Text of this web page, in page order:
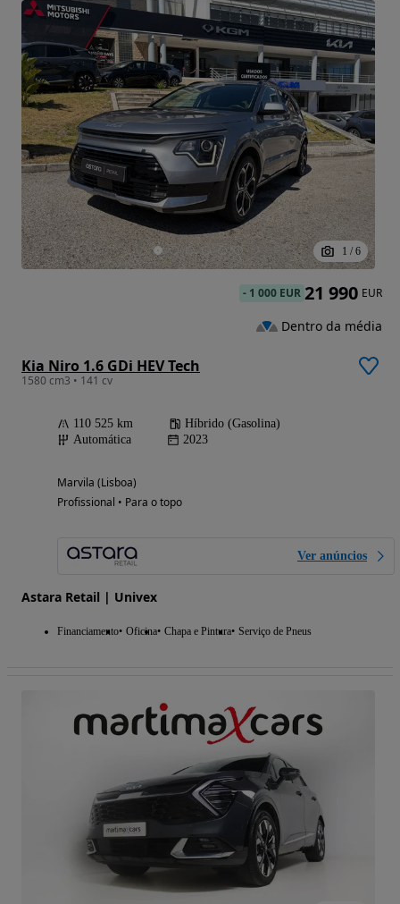
1 / 6
Kia Niro 1.6 GDi HEV Tech
1580 cm3 • 141 cv
110 525 km
Híbrido (Gasolina)
Automática
2023
Marvila (Lisboa)
Profissional • Para o topo
Ver anúncios
Astara Retail | Univex
Financiamento Oficina Chapa e Pintura Serviço de Pneus
- 1 000 EUR 21 990 EUR
Dentro da média